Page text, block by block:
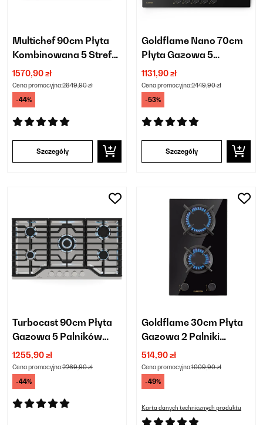
Multichef 90cm Płyta
Kombinowana 5 Stref
Gotowania Czarny
1570,90 zł
Cena promocyjna:2849,90 zł
-44%
Szczegóły
Goldflame Nano 70cm
Płyta Gazowa 5
Palników Czarny
1131,90 zł
Cena promocyjna:2449,90 zł
-53%
Szczegóły
Turbocast 90cm Płyta
Gazowa 5 Palników
Srebrny
1255,90 zł
Cena promocyjna:2269,90 zł
-44%
Goldflame 30cm Płyta
Gazowa 2 Palniki
Czarny
514,90 zł
Cena promocyjna:1009,90 zł
-49%
Karta danych technicznych produktu